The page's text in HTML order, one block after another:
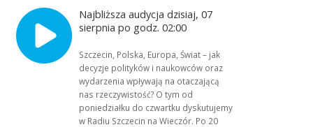
Najbliższa audycja dzisiaj, 07
sierpnia po godz. 02:00
Szczecin, Polska, Europa, Świat – jak
decyzje polityków i naukowców oraz
wydarzenia wpływają na otaczającą
nas rzeczywistość? O tym od
poniedziałku do czwartku dyskutujemy
w Radiu Szczecin na Wieczór. Po 20